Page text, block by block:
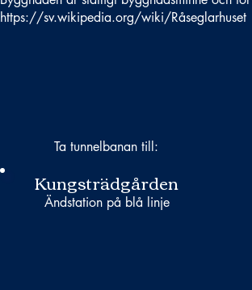
https://sv.wikipedia.org/wiki/Råseglarhuset
Ta tunnelbanan till:
Kungsträdgården
Ändstation på blå linje